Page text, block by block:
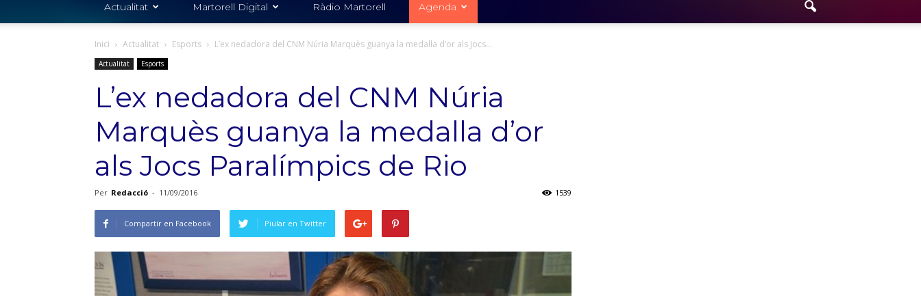
Martorell
Actualitat Martorell Digital Ràdio Martorell Agenda
Inici Actualitat Esports L’ex nedadora del CNM Núria Marquès guanya la medalla d’or als Jocs...
Actualitat Esports
L’ex nedadora del CNM Núria
Marquès guanya la medalla d’or
als Jocs Paralímpics de Rio
Per Redacció - 11/09/2016 1539
Compartir en Facebook Piular en Twitter